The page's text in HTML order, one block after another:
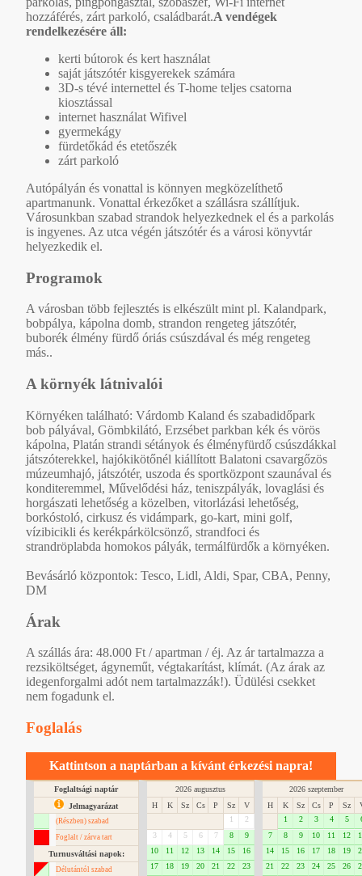
hozzáférés, zárt parkoló, családbarát.A vendégek
rendelkezésére áll:
kerti bútorok és kert használat
saját játszótér kisgyerekek számára
3D-s tévé internettel és T-home teljes csatorna
kiosztással
internet használat Wifivel
gyermekágy
fürdetőkád és etetőszék
zárt parkoló
Autópályán és vonattal is könnyen megközelíthető
apartmanunk. Vonattal érkezőket a szállásra szállítjuk.
Városunkban szabad strandok helyezkednek el és a parkolás
is ingyenes. Az utca végén játszótér és a városi könyvtár
helyezkedik el.
Programok
A városban több fejlesztés is elkészült mint pl. Kalandpark,
bobpálya, kápolna domb, strandon rengeteg játszótér,
buborék élmény fürdő óriás csúszdával és még rengeteg
más..
A környék látnivalói
Környéken található: Várdomb Kaland és szabadidőpark
bob pályával, Gömbkilátó, Erzsébet parkban kék és vörös
kápolna, Platán strandi sétányok és élményfürdő csúszdákkal
játszóterekkel, hajókikötőnél kiállított Balatoni csavargőzös
múzeumhajó, játszótér, uszoda és sportközpont szaunával és
konditeremmel, Művelődési ház, teniszpályák, lovaglási és
horgászati lehetőség a közelben, vitorlázási lehetőség,
borkóstoló, cirkusz és vidámpark, go-kart, mini golf,
vízibicikli és kerékpárkölcsönző, strandfoci és
strandröplabda homokos pályák, termálfürdők a környéken.
Bevásárló központok: Tesco, Lidl, Aldi, Spar, CBA, Penny,
DM
Árak
A szállás ára: 48.000 Ft / apartman / éj. Az ár tartalmazza a
rezsiköltséget, ágyneműt, végtakarítást, klímát. (Az árak az
idegenforgalmi adót nem tartalmazzák!). Üdülési csekket
nem fogadunk el.
Foglalás
Kattintson a naptárban a kívánt érkezési napra!
Foglaltsági naptár
Jelmagyarázat
(Részben) szabad
Foglalt / zárva tart
Turnusváltási napok:
Délutántól szabad
2026 augusztus
H
K Sz Cs P Sz
V
1
2
3
4 5 6 7 8
9
10
11 12 13 14 15
16
17
18 19 20 21 22 23
2026 szeptember
H
K Sz Cs P Sz
1
2 3 4 5
7
8 9 10 11 12
14
15 16 17 18 19
21
22 23 24 25 26